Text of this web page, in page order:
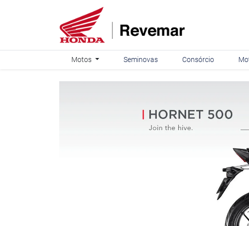
Motos Seminovas Consórcio